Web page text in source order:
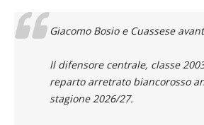
Giacomo Bosio e Cuassese
Il difensore centrale, classe
reparto arretrato biancorosso
stagione 2026/27.